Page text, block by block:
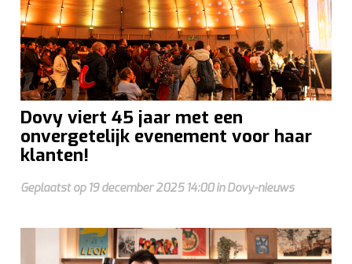
Dovy viert 45 jaar met een
onvergetelijk evenement voor haar
klanten!
Geplaatst op 19 december 2025 14:00 in Dovy-nieuws